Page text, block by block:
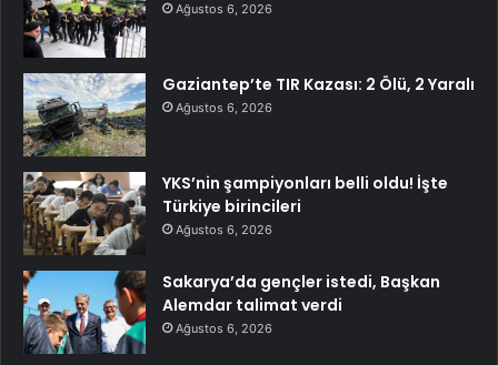
Ağustos 6, 2026
Gaziantep’te TIR Kazası: 2 Ölü, 2 Yaralı
Ağustos 6, 2026
YKS’nin şampiyonları belli oldu! İşte
Türkiye birincileri
Ağustos 6, 2026
Sakarya’da gençler istedi, Başkan
Alemdar talimat verdi
Ağustos 6, 2026